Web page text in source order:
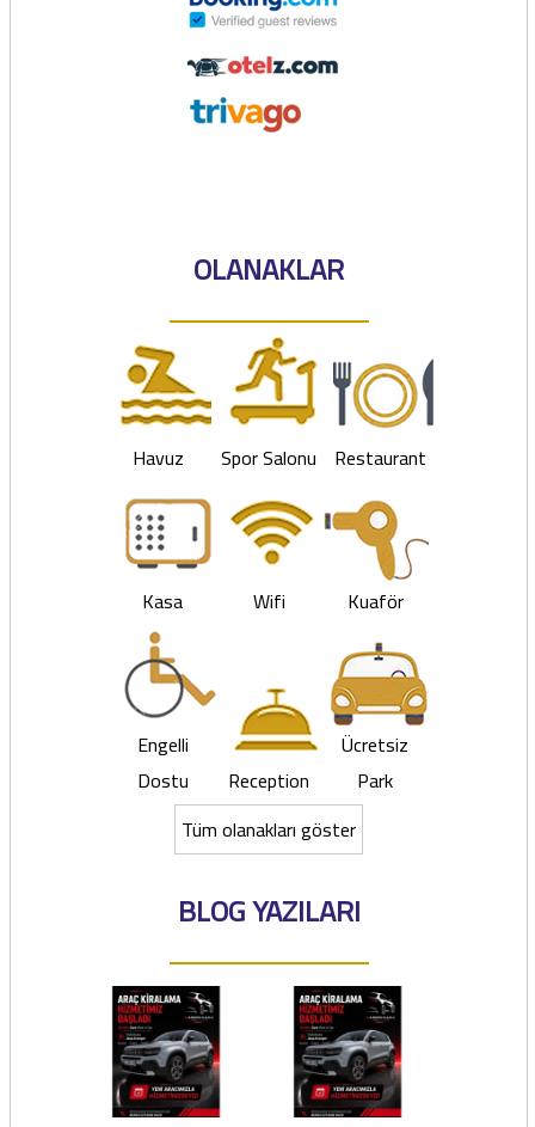
OLANAKLAR
Havuz Spor Salonu Restaurant
Kasa Wifi Kuaför
Engelli
Dostu
Reception
Ücretsiz
Park
Tüm olanakları göster
BLOG YAZILARI